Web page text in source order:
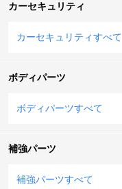
カーセキュリティ
カーセキュリティすべて
ボディパーツ
ボディパーツすべて
補強パーツ
補強パーツすべて